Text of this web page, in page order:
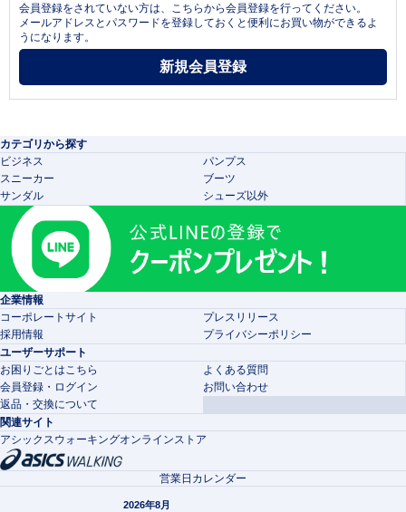
会員登録をされていない方は、こちらから会員登録を行ってください。
メールアドレスとパスワードを登録しておくと便利にお買い物ができるよ
うになります。
カテゴリから探す
ビジネス
パンプス
スニーカー
ブーツ
サンダル
シューズ以外
企業情報
コーポレートサイト
プレスリリース
採用情報
プライバシーポリシー
ユーザーサポート
お困りごとはこちら
よくある質問
会員登録・ログイン
お問い合わせ
返品・交換について
関連サイト
アシックスウォーキングオンラインストア
営業日カレンダー
2026年8月